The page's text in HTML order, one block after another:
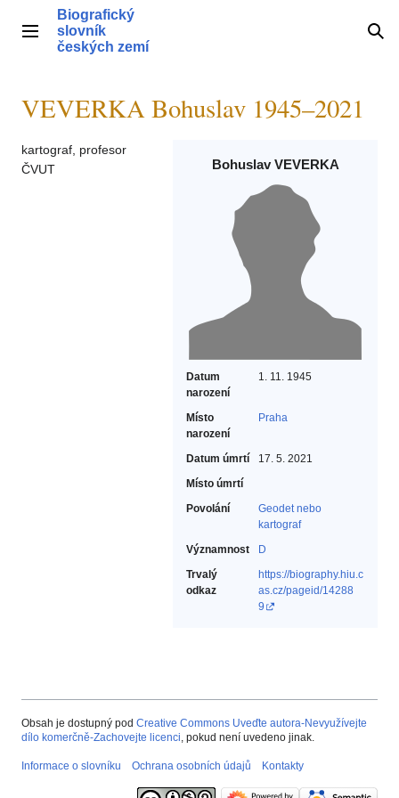
obsahHlavní menu
Biografický
slovník
českých zemí
VEVERKA Bohuslav 1945–2021
Bohuslav VEVERKA
Datum
narození
1. 11. 1945
Místo
narození
Praha
Datum úmrtí
17. 5. 2021
Místo úmrtí
Povolání
Geodet nebo
kartograf‎
Významnost
D
Trvalý
odkaz
https://biography.hiu.c
as.cz/pageid/14288
9
kartograf, profesor
ČVUT
Obsah je dostupný pod Creative Commons Uveďte autora-Nevyužívejte
dílo komerčně-Zachovejte licenci, pokud není uvedeno jinak.
Informace o slovníku Ochrana osobních údajů Kontakty